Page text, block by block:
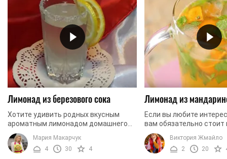
Лимонад из березового сока
Хотите удивить родных вкусным
ароматным лимонадом домашнего
приготовления? Тогда приготовьте
лимонад из березового сока. Этот
интересный рецепт ...
Мария Макарчук
4
30 4
Лимонад из
Если вы любите
вам обязательно стоит
лимонад из
этого напитка в том,
сезонных ...
Виктория Жмайло
2
20